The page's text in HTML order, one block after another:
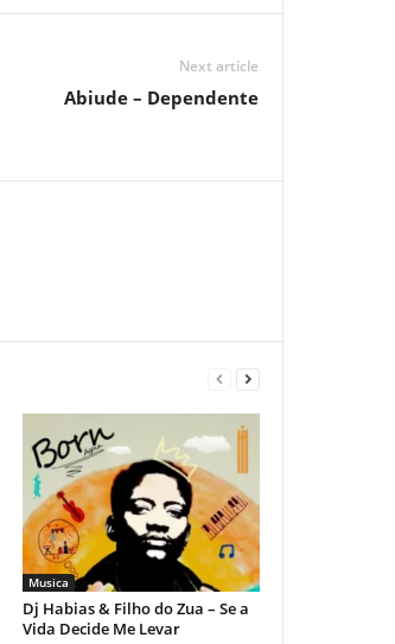
Next article
Abiude – Dependente
Musica
Dj Habias & Filho do Zua – Se a
Vida Decide Me Levar